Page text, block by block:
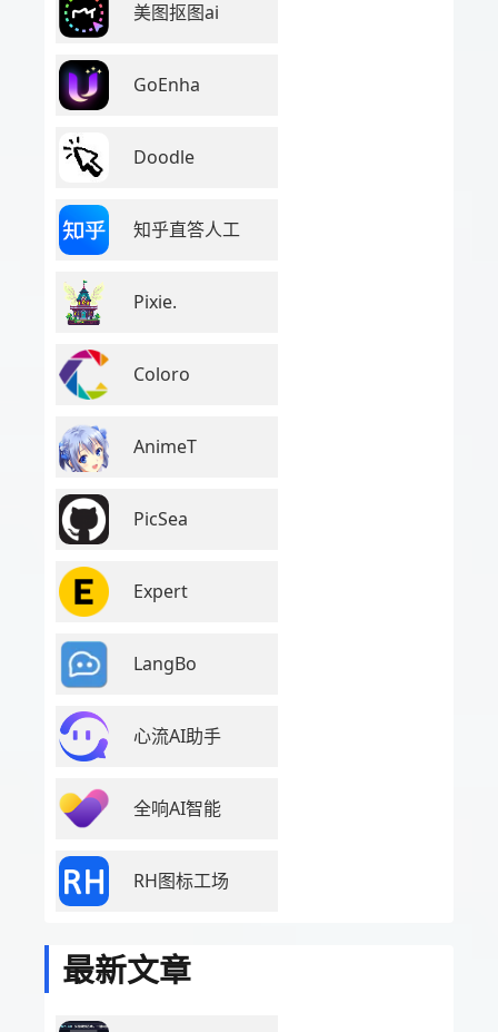
美图抠图ai
GoEnha
Doodle
知乎直答人工
Pixie.
Coloro
AnimeT
PicSea
Expert
LangBo
心流AI助手
全响AI智能
RH图标工场
最新文章